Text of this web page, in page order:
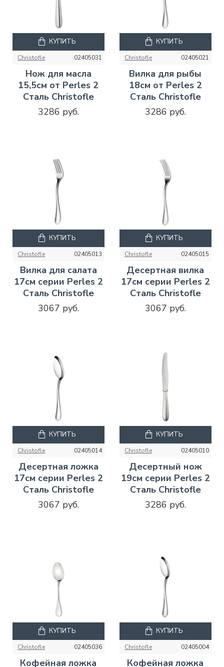
Christofle 02405031
Нож для масла
15,5см от Perles 2
Сталь Christofle
3286 руб.
КУПИТЬ
Christofle 02405021
Вилка для рыбы
18см от Perles 2
Сталь Christofle
3286 руб.
КУПИТЬ
Christofle 02405013
Вилка для салата
17см серии Perles 2
Сталь Christofle
3067 руб.
КУПИТЬ
Christofle 02405015
Десертная вилка
17см серии Perles 2
Сталь Christofle
3067 руб.
КУПИТЬ
Christofle 02405014
Десертная ложка
17см серии Perles 2
Сталь Christofle
3067 руб.
КУПИТЬ
Christofle 02405010
Десертный нож
19см серии Perles 2
Сталь Christofle
3286 руб.
КУПИТЬ
Christofle 02405036
Кофейная ложка
КУПИТЬ
Christofle 02405004
Кофейная ложка
КУПИТЬ